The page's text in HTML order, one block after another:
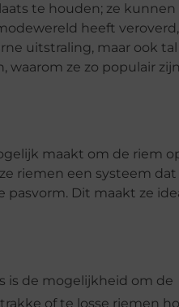
te houden; ze kunnen
heeft
uitstraling, maar ook
waarom ze zo populair
maakt om de riem
riemen een systeem dat
Dit maakt ze
is de mogelijkheid om de
of te losse riemen